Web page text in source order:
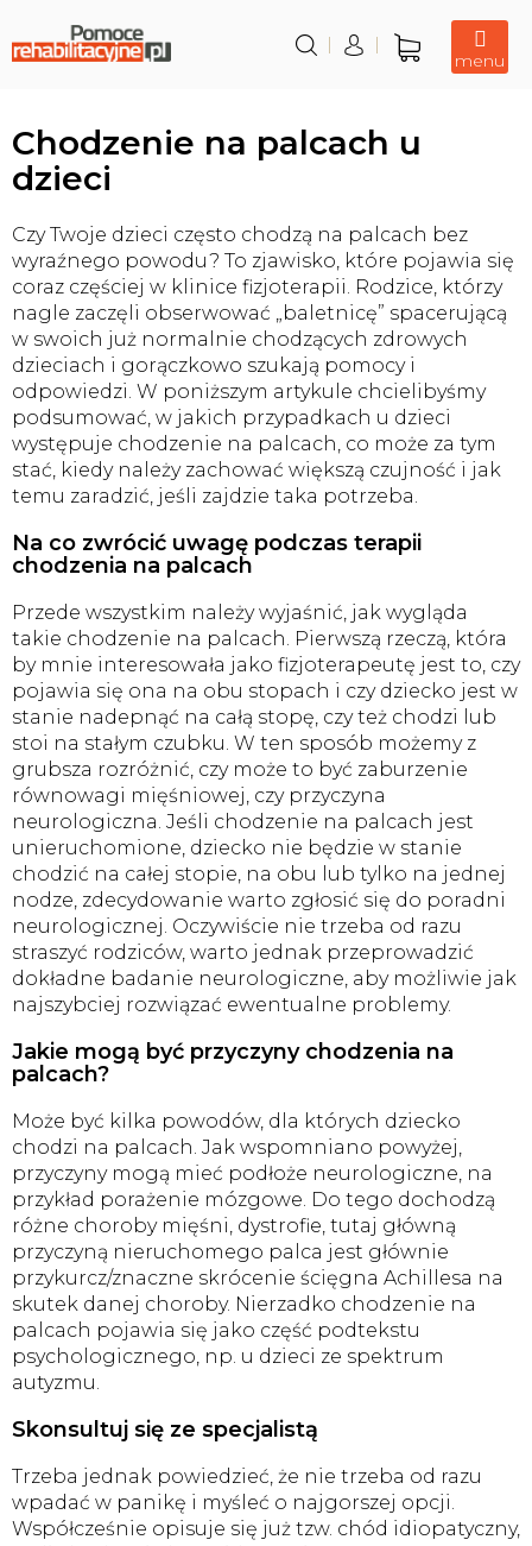
treści
Koszyk
Chodzenie na palcach u
dzieci
Czy Twoje dzieci często chodzą na palcach bez
wyraźnego powodu? To zjawisko, które pojawia się
coraz częściej w klinice fizjoterapii. Rodzice, którzy
nagle zaczęli obserwować „baletnicę” spacerującą
w swoich już normalnie chodzących zdrowych
dzieciach i gorączkowo szukają pomocy i
odpowiedzi. W poniższym artykule chcielibyśmy
podsumować, w jakich przypadkach u dzieci
występuje chodzenie na palcach, co może za tym
stać, kiedy należy zachować większą czujność i jak
temu zaradzić, jeśli zajdzie taka potrzeba.
Na co zwrócić uwagę podczas terapii
chodzenia na palcach
Przede wszystkim należy wyjaśnić, jak wygląda
takie chodzenie na palcach. Pierwszą rzeczą, która
by mnie interesowała jako fizjoterapeutę jest to, czy
pojawia się ona na obu stopach i czy dziecko jest w
stanie nadepnąć na całą stopę, czy też chodzi lub
stoi na stałym czubku. W ten sposób możemy z
grubsza rozróżnić, czy może to być zaburzenie
równowagi mięśniowej, czy przyczyna
neurologiczna. Jeśli chodzenie na palcach jest
unieruchomione, dziecko nie będzie w stanie
chodzić na całej stopie, na obu lub tylko na jednej
nodze, zdecydowanie warto zgłosić się do poradni
neurologicznej. Oczywiście nie trzeba od razu
straszyć rodziców, warto jednak przeprowadzić
dokładne badanie neurologiczne, aby możliwie jak
najszybciej rozwiązać ewentualne problemy.
Jakie mogą być przyczyny chodzenia na
palcach?
Może być kilka powodów, dla których dziecko
chodzi na palcach. Jak wspomniano powyżej,
przyczyny mogą mieć podłoże neurologiczne, na
przykład porażenie mózgowe. Do tego dochodzą
różne choroby mięśni, dystrofie, tutaj główną
przyczyną nieruchomego palca jest głównie
przykurcz/znaczne skrócenie ścięgna Achillesa na
skutek danej choroby. Nierzadko chodzenie na
palcach pojawia się jako część podtekstu
psychologicznego, np. u dzieci ze spektrum
autyzmu.
Skonsultuj się ze specjalistą
Trzeba jednak powiedzieć, że nie trzeba od razu
wpadać w panikę i myśleć o najgorszej opcji.
Współcześnie opisuje się już tzw. chód idiopatyczny,